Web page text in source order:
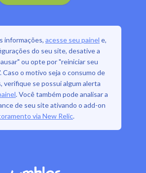
informações, acesse seu painel e,
do seu site, desative a
ou opte por "reiniciar seu
Caso o motivo seja o consumo de
verifique se possui algum alerta
. Você também pode analisar a
de seu site ativando o add-on
via New Relic.